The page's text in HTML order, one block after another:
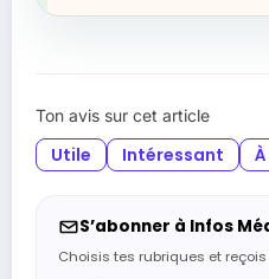
Ton avis sur cet article
Utile Intéressant
S’abonner à Infos
Choisis tes rubriques et